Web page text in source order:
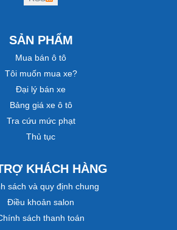
SẢN PHẨM
Mua bán ô tô
Tôi muốn mua xe?
Đại lý bán xe
Bảng giá xe ô tô
Tra cứu mức phạt
Thủ tục
KHÁCH HÀNG
sách và quy định chung
Điều khoản salon
sách thanh toán